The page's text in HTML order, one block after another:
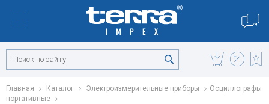
Главная Каталог Электроизмерительные приборы
Осциллографы
портативные